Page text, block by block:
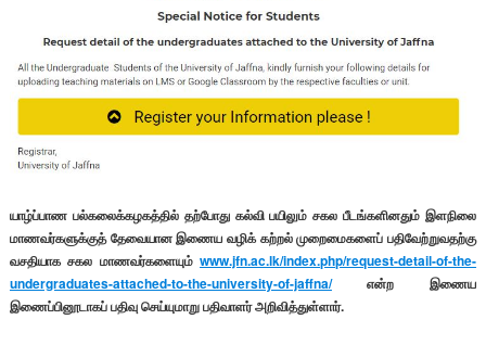
யாழ்ப்பாண பல்கலைக்கழகத்தில் தற்போது கல்வி பயிலும் சகல பீடங்களினதும் இளநிலை
மாணவர்களுக்குத் தேவையான இணைய வழிக் கற்றல் முறைமைகளைப் பதிவேற்றுவதற்கு
வசதியாக சகல மாணவர்களையும்www.jfn.ac.lk/index.php/request-detail-of-the-
undergraduates-attached-to-the-university-of-jaffna/என்ற இணைய
இணைப்பினூடாகப் பதிவு செய்யுமாறு பதிவாளர் அறிவித்துள்ளார்.